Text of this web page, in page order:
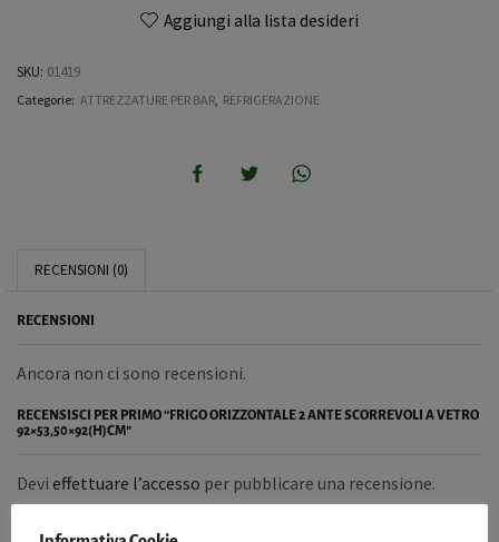
Aggiungi alla lista desideri
SKU: 01419
Categorie: ATTREZZATURE PER BAR REFRIGERAZIONE
RECENSIONI (0)
RECENSIONI
Ancora non ci sono recensioni.
RECENSISCI PER PRIMO “FRIGO ORIZZONTALE 2 ANTE SCORREVOLI A VETRO
92×53,50×92(H)CM”
Devi effettuare l’accesso per pubblicare una recensione.